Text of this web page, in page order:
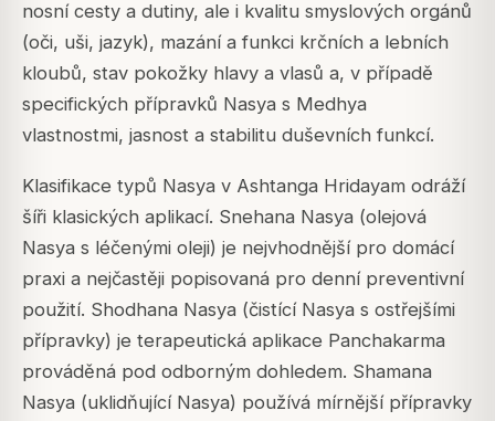
nosní cesty a dutiny, ale i kvalitu smyslových orgánů
(oči, uši, jazyk), mazání a funkci krčních a lebních
kloubů, stav pokožky hlavy a vlasů a, v případě
specifických přípravků Nasya s Medhya
vlastnostmi, jasnost a stabilitu duševních funkcí.
Klasifikace typů Nasya v Ashtanga Hridayam odráží
šíři klasických aplikací. Snehana Nasya (olejová
Nasya s léčenými oleji) je nejvhodnější pro domácí
praxi a nejčastěji popisovaná pro denní preventivní
použití. Shodhana Nasya (čistící Nasya s ostřejšími
přípravky) je terapeutická aplikace Panchakarma
prováděná pod odborným dohledem. Shamana
Nasya (uklidňující Nasya) používá mírnější přípravky